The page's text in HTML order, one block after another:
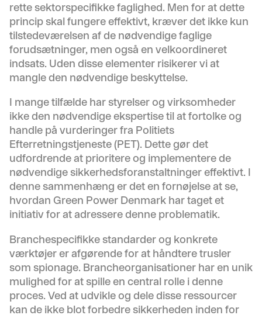
rette sektorspecifikke faglighed. Men for at dette
princip skal fungere effektivt, kræver det ikke kun
tilstedeværelsen af de nødvendige faglige
forudsætninger, men også en velkoordineret
indsats. Uden disse elementer risikerer vi at
mangle den nødvendige beskyttelse.
I mange tilfælde har styrelser og virksomheder
ikke den nødvendige ekspertise til at fortolke og
handle på vurderinger fra Politiets
Efterretningstjeneste (PET). Dette gør det
udfordrende at prioritere og implementere de
nødvendige sikkerhedsforanstaltninger effektivt. I
denne sammenhæng er det en fornøjelse at se,
hvordan Green Power Denmark har taget et
initiativ for at adressere denne problematik.
Branchespecifikke standarder og konkrete
værktøjer er afgørende for at håndtere trusler
som spionage. Brancheorganisationer har en unik
mulighed for at spille en central rolle i denne
proces. Ved at udvikle og dele disse ressourcer
kan de ikke blot forbedre sikkerheden inden for